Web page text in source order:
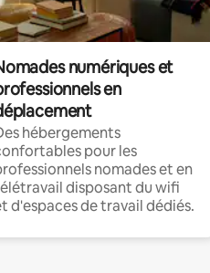
numériques et
en
hébergements
pour les
nomades et en
disposant du wifi
d'espaces de travail dédiés.